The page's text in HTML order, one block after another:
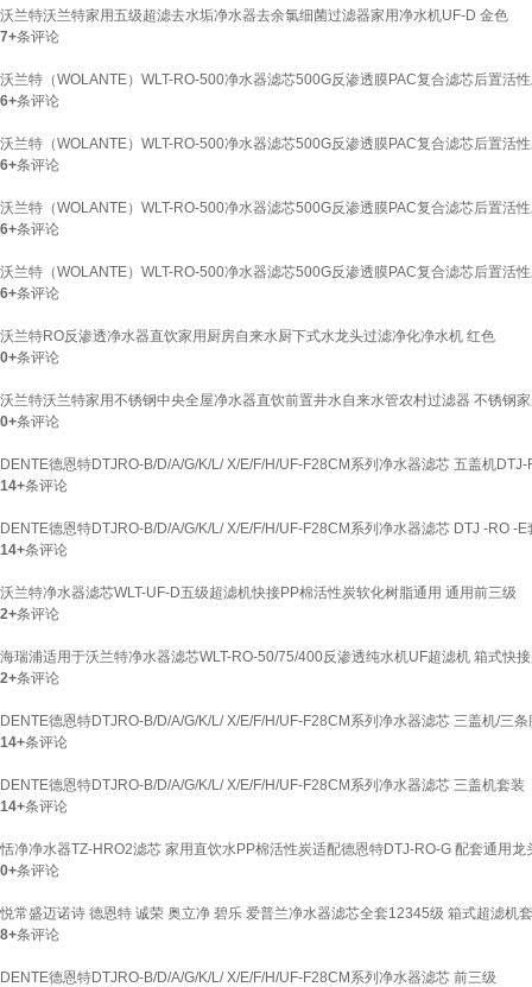
沃兰特沃兰特家用五级超滤去水垢净水器去余氯细菌过滤器家用净水机UF-D 金色
7+条评论
沃兰特（WOLANTE）WLT-RO-500净水器滤芯500G反渗透膜PAC复合滤芯后置活
6+条评论
沃兰特（WOLANTE）WLT-RO-500净水器滤芯500G反渗透膜PAC复合滤芯后置活
6+条评论
沃兰特（WOLANTE）WLT-RO-500净水器滤芯500G反渗透膜PAC复合滤芯后置活
6+条评论
沃兰特（WOLANTE）WLT-RO-500净水器滤芯500G反渗透膜PAC复合滤芯后置活
6+条评论
沃兰特RO反渗透净水器直饮家用厨房自来水厨下式水龙头过滤净化净水机 红色
0+条评论
沃兰特沃兰特家用不锈钢中央全屋净水器直饮前置井水自来水管农村过滤器 不锈钢
0+条评论
DENTE德恩特DTJRO-B/D/A/G/K/L/ X/E/F/H/UF-F28CM系列净水器滤芯 五盖机DTJ-
14+条评论
DENTE德恩特DTJRO-B/D/A/G/K/L/ X/E/F/H/UF-F28CM系列净水器滤芯 DTJ -RO -E
14+条评论
沃兰特净水器滤芯WLT-UF-D五级超滤机快接PP棉活性炭软化树脂通用 通用前三级
2+条评论
海瑞浦适用于沃兰特净水器滤芯WLT-RO-50/75/400反渗透纯水机UF超滤机 箱式快
2+条评论
DENTE德恩特DTJRO-B/D/A/G/K/L/ X/E/F/H/UF-F28CM系列净水器滤芯 三盖机/三
14+条评论
DENTE德恩特DTJRO-B/D/A/G/K/L/ X/E/F/H/UF-F28CM系列净水器滤芯 三盖机套装
14+条评论
恬净净水器TZ-HRO2滤芯 家用直饮水PP棉活性炭适配德恩特DTJ-RO-G 配套通用龙
0+条评论
悦常盛迈诺诗 德恩特 诚荣 奥立净 碧乐 爱普兰净水器滤芯全套12345级 箱式超滤机
8+条评论
DENTE德恩特DTJRO-B/D/A/G/K/L/ X/E/F/H/UF-F28CM系列净水器滤芯 前三级